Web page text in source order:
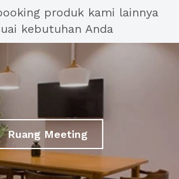
produk kami lainnya
kebutuhan Anda
Ruang Meeting